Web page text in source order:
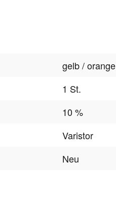
gelb / orange
1 St.
10 %
Varistor
Neu